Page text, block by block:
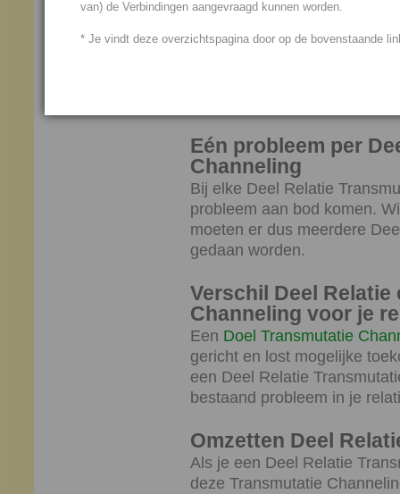
Type relaties
Een Deel Relatie
Eén probleem per
Channeling
Bij elke Deel Relatie
probleem aan bod komen.
moeten er dus meerdere
gedaan worden.
Verschil Deel Relatie
Channeling voor je
Een Doel Transmutatie
gericht en lost mogelijke
een Deel Relatie
bestaand probleem in je
Omzetten Deel
Als je een Deel Relatie
deze Transmutatie
van) de Verbindingen aangevraagd kunnen worden.
* Je vindt deze overzichtspagina door op de bovenstaande